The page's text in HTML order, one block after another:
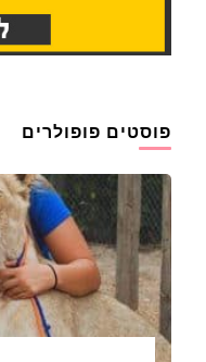
פוסטים פופולרים